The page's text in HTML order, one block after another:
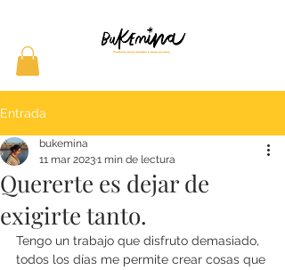
Entrada
Quererte es dejar de
exigirte tanto.
bukemina
11 mar 20231 min de lectura
Tengo un trabajo que disfruto demasiado,
todos los días me permite crear cosas que